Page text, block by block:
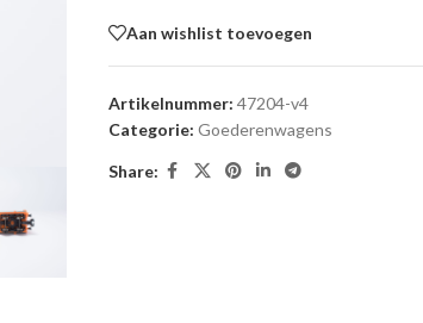
Aan wishlist toevoegen
Artikelnummer: 47204-v4
Categorie: Goederenwagens
Share: